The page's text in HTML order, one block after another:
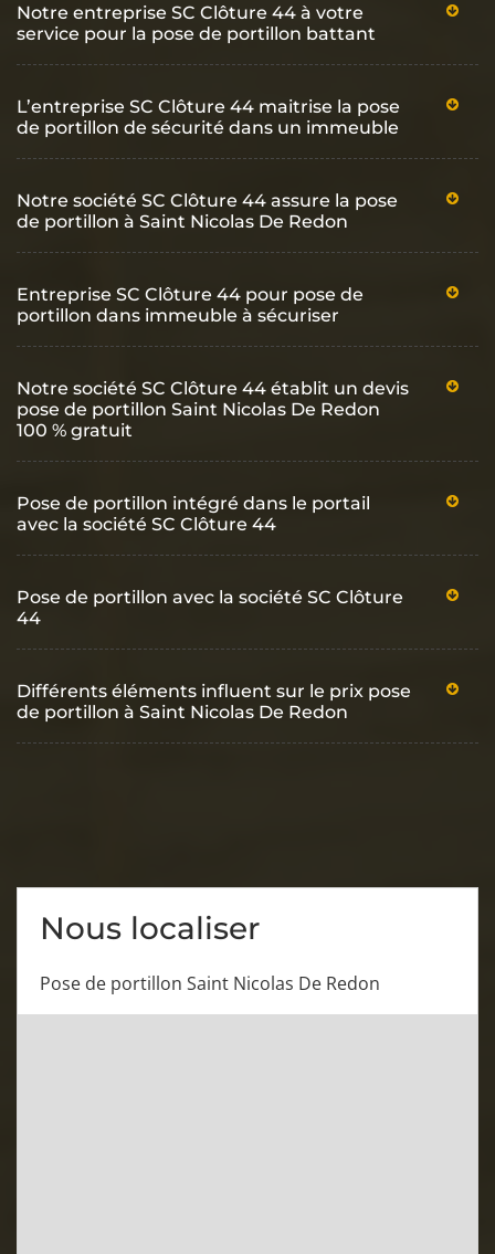
Notre entreprise SC Clôture 44 à votre
service pour la pose de portillon battant
L’entreprise SC Clôture 44 maitrise la pose
de portillon de sécurité dans un immeuble
Notre société SC Clôture 44 assure la pose
de portillon à Saint Nicolas De Redon
Entreprise SC Clôture 44 pour pose de
portillon dans immeuble à sécuriser
Notre société SC Clôture 44 établit un devis
pose de portillon Saint Nicolas De Redon
100 % gratuit
Pose de portillon intégré dans le portail
avec la société SC Clôture 44
Pose de portillon avec la société SC Clôture
44
Différents éléments influent sur le prix pose
de portillon à Saint Nicolas De Redon
Nous localiser
Pose de portillon Saint Nicolas De Redon